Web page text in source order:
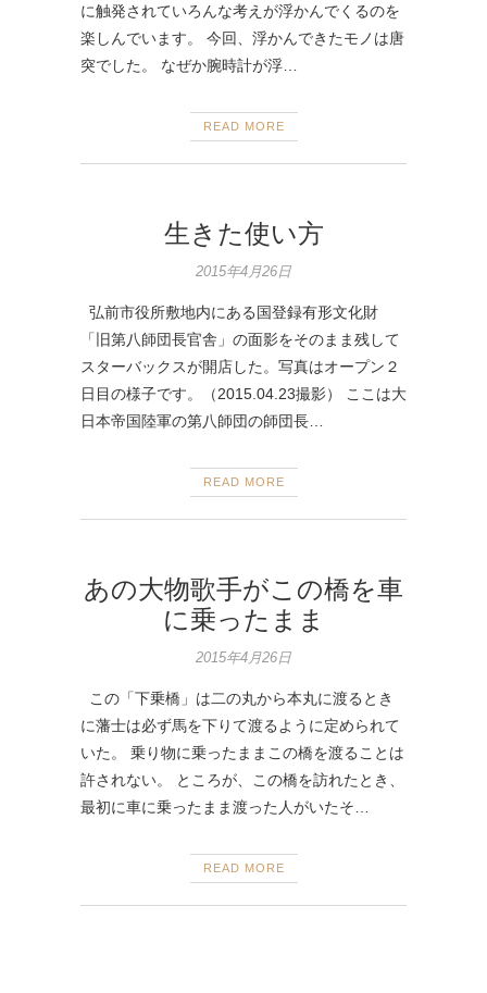
に触発されていろんな考えが浮かんでくるのを
楽しんでいます。 今回、浮かんできたモノは唐
突でした。 なぜか腕時計が浮…
READ MORE
生きた使い方
2015年4月26日
弘前市役所敷地内にある国登録有形文化財
「旧第八師団長官舎」の面影をそのまま残して
スターバックスが開店した。写真はオープン２
日目の様子です。（2015.04.23撮影） ここは大
日本帝国陸軍の第八師団の師団長…
READ MORE
あの大物歌手がこの橋を車
に乗ったまま
2015年4月26日
この「下乗橋」は二の丸から本丸に渡るとき
に藩士は必ず馬を下りて渡るように定められて
いた。 乗り物に乗ったままこの橋を渡ることは
許されない。 ところが、この橋を訪れたとき、
最初に車に乗ったまま渡った人がいたそ…
READ MORE